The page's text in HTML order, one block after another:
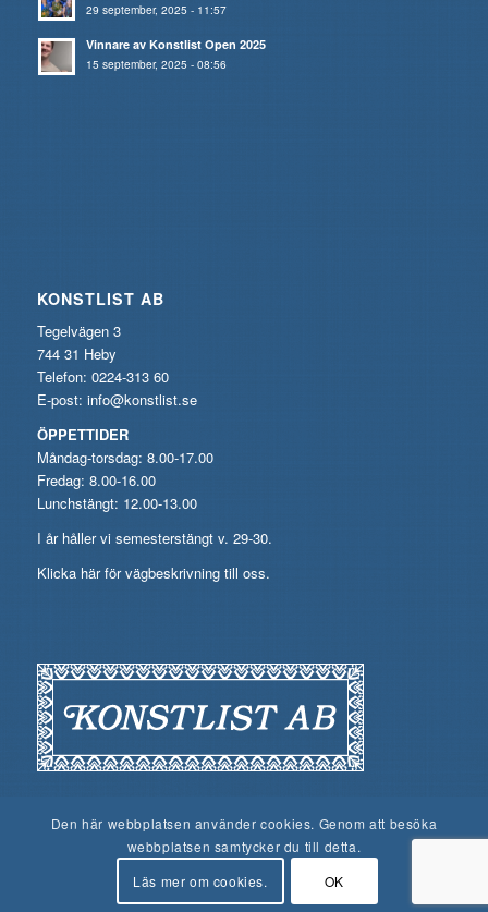
29 september, 2025 - 11:57
Vinnare av Konstlist Open 2025
15 september, 2025 - 08:56
KONSTLIST AB
Tegelvägen 3
744 31 Heby
Telefon: 0224-313 60
E-post: info@konstlist.se
ÖPPETTIDER
Måndag-torsdag: 8.00-17.00
Fredag: 8.00-16.00
Lunchstängt: 12.00-13.00
I år håller vi semesterstängt v. 29-30.
Klicka här för vägbeskrivning till oss.
© Konstlist AB, 2026
Den här webbplatsen använder cookies. Genom att besöka
webbplatsen samtycker du till detta.
Läs mer om cookies.
OK